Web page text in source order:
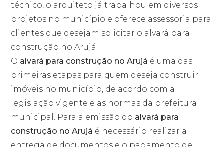
técnico, o arquiteto já trabalhou em diversos
projetos no município e oferece assessoria para
clientes que desejam solicitar o alvará para
construção no Arujá.
O alvará para construção no Arujá é uma das
primeiras etapas para quem deseja construir
imóveis no município, de acordo com a
legislação vigente e as normas da prefeitura
municipal. Para a emissão do alvará para
construção no Arujá é necessário realizar a
entrega de documentos e o pagamento de